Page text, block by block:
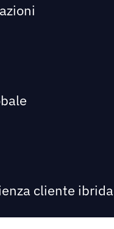
cliente ibrida